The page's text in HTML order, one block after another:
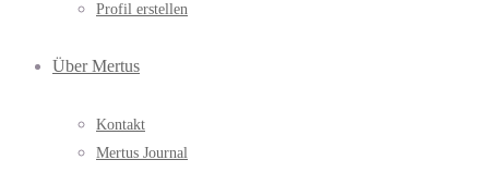
Profil erstellen
Über Mertus
Kontakt
Mertus Journal